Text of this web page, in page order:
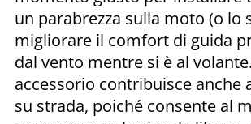
un parabrezza sulla moto (o lo
migliorare il comfort di guida
dal vento mentre si è al
accessorio contribuisce anche
su strada, poiché consente al